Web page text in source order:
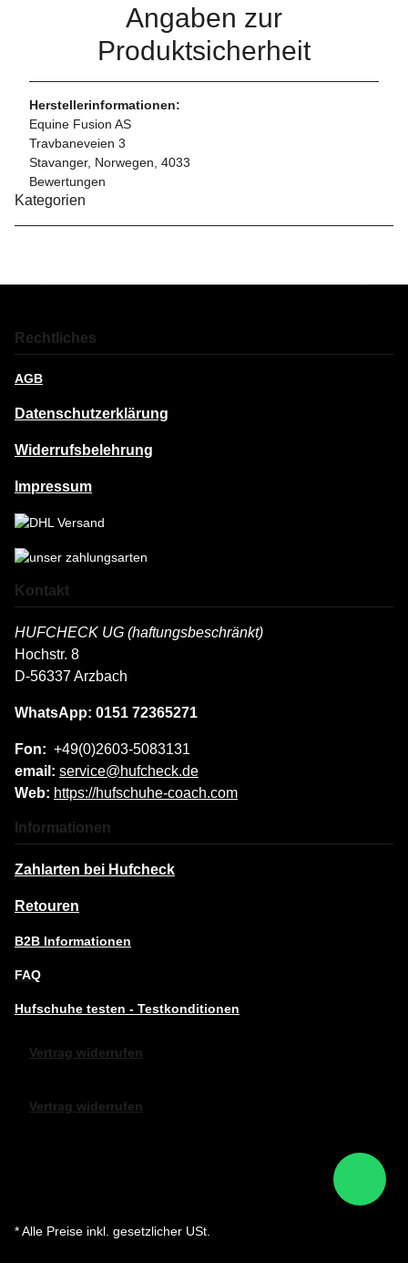
Angaben zur
Produktsicherheit
Herstellerinformationen:
Equine Fusion AS
Travbaneveien 3
Stavanger, Norwegen, 4033
Bewertungen
Kategorien
Rechtliches
AGB
Datenschutzerklärung
Widerrufsbelehrung
Impressum
Kontakt
HUFCHECK UG (haftungsbeschränkt)
Hochstr. 8
D-56337 Arzbach
WhatsApp: 0151 72365271
Fon: +49(0)2603-5083131
email: service@hufcheck.de
Web: https://hufschuhe-coach.com
Informationen
Zahlarten bei Hufcheck
Retouren
B2B Informationen
FAQ
Hufschuhe testen - Testkonditionen
Vertrag widerrufen
Vertrag widerrufen
* Alle Preise inkl. gesetzlicher USt.